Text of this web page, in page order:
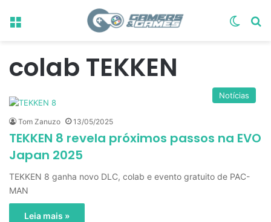
Menu
colab TEKKEN
Notícias
Tom Zanuzo 13/05/2025
TEKKEN 8 revela próximos passos na EVO
Japan 2025
TEKKEN 8 ganha novo DLC, colab e evento gratuito de PAC-
MAN
Leia mais »